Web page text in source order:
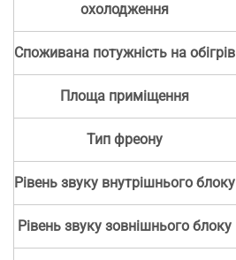
охолодження
Споживана потужність на обігрів
Площа приміщення
Тип фреону
Рівень звуку внутрішнього блоку
Рівень звуку зовнішнього блоку